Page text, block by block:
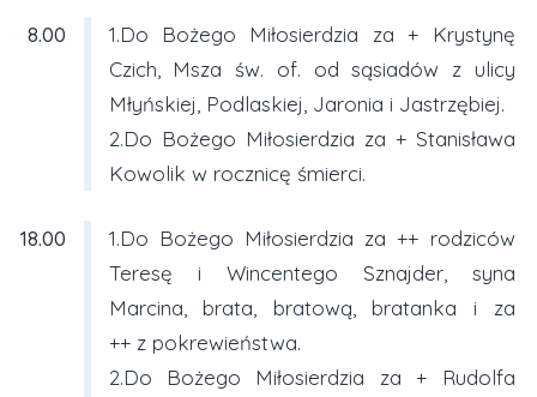
8.00
1.Do Bożego Miłosierdzia za + Krystynę
Czich, Msza św. of. od sąsiadów z ulicy
Młyńskiej, Podlaskiej, Jaronia i Jastrzębiej.
2.Do Bożego Miłosierdzia za + Stanisława
Kowolik w rocznicę śmierci.
18.00
1.Do Bożego Miłosierdzia za ++ rodziców
Teresę i Wincentego Sznajder, syna
Marcina, brata, bratową, bratanka i za
++ z pokrewieństwa.
2.Do Bożego Miłosierdzia za + Rudolfa